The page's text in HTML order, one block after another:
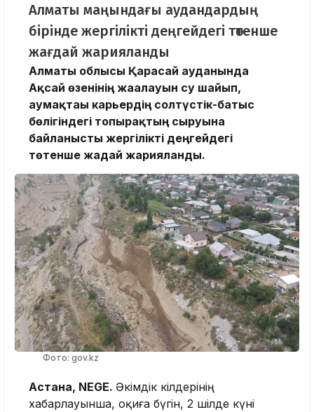
Алматы маңындағы аудандардың
бірінде жергілікті деңгейдегі төтенше
жағдай жарияланды
Алматы облысы Қарасай ауданында
Ақсай өзенінің жағалауын су шайып,
аумақтағы карьердің солтүстік-батыс
бөлігіндегі топырақтың сырғуына
байланысты жергілікті деңгейдегі
төтенше жағдай жарияланды.
Фото: gov.kz
Астана, NEGE. Әкімдік өкілдерінің
хабарлауынша, оқиға бүгін, 2 шілде күні